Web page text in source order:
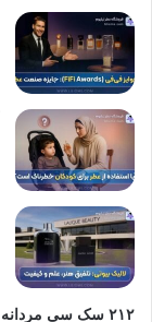
۲۱۲ سک سی مردانه – Carolina Herrera 212 s-xy Men